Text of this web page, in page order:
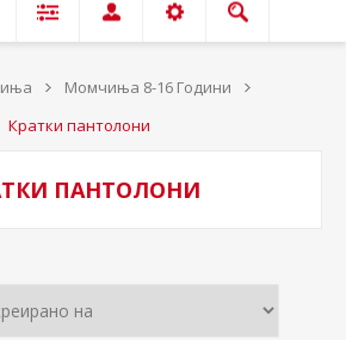
Момчиња 8-16 Години
Кратки пантолони
ПАНТОЛОНИ